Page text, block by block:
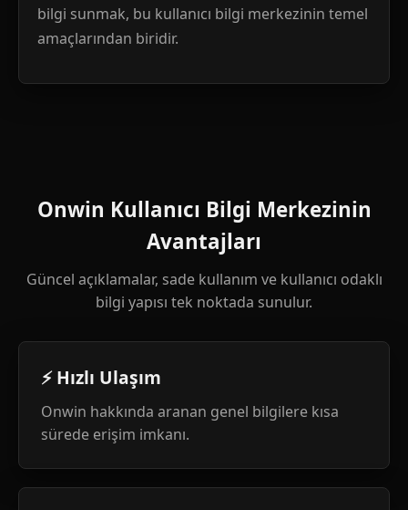
bilgi sunmak, bu kullanıcı bilgi merkezinin temel
amaçlarından biridir.
Onwin Kullanıcı Bilgi Merkezinin
Avantajları
Güncel açıklamalar, sade kullanım ve kullanıcı odaklı
bilgi yapısı tek noktada sunulur.
⚡ Hızlı Ulaşım
Onwin hakkında aranan genel bilgilere kısa
sürede erişim imkanı.